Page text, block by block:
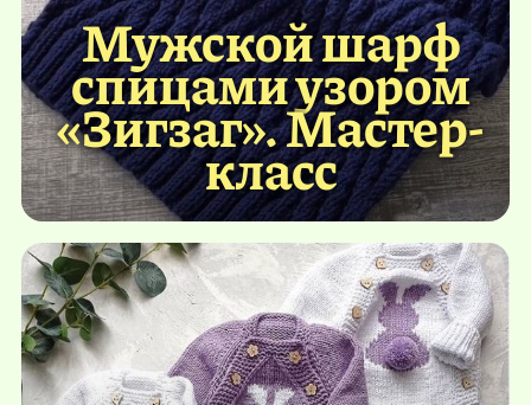
Мужской шарф
спицами узором
«Зигзаг». Мастер-
класс